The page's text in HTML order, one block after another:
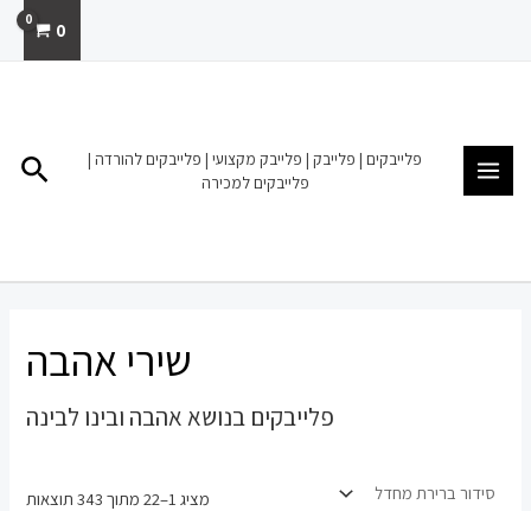
0
פלייבקים | פלייבק | פלייבק מקצועי | פלייבקים להורדה |
פלייבקים למכירה
שירי אהבה
פלייבקים בנושא אהבה ובינו לבינה
מציג 1–22 מתוך 343 תוצאות